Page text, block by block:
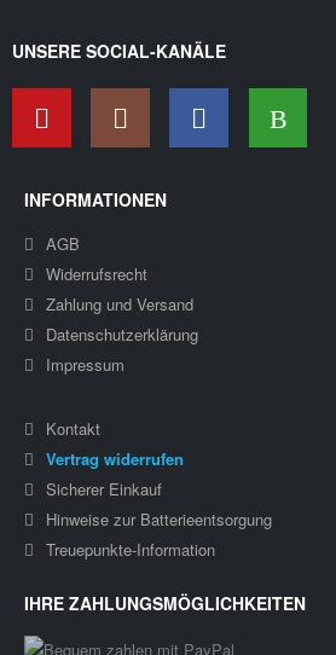
UNSERE SOCIAL-KANÄLE
INFORMATIONEN
AGB
Widerrufsrecht
Zahlung und Versand
Datenschutzerklärung
Impressum
Kontakt
Vertrag widerrufen
Sicherer Einkauf
Hinweise zur Batterieentsorgung
Treuepunkte-Information
IHRE ZAHLUNGSMÖGLICHKEITEN